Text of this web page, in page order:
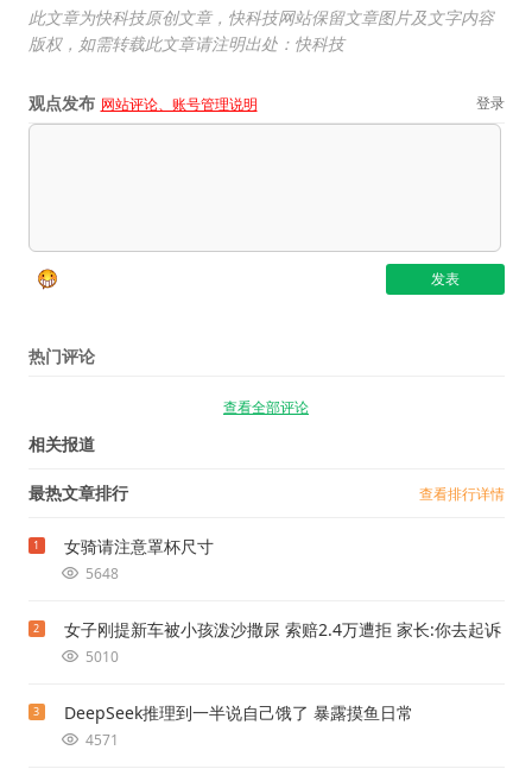
此文章为快科技原创文章，快科技网站保留文章图片及文字内容
版权，如需转载此文章请注明出处：快科技
观点发布 网站评论、账号管理说明 登录
热门评论
查看全部评论
相关报道
最热文章排行 查看排行详情
1 女骑请注意罩杯尺寸
5648
2 女子刚提新车被小孩泼沙撒尿 索赔2.4万遭拒 家长:你去起诉
5010
3 DeepSeek推理到一半说自己饿了 暴露摸鱼日常
4571